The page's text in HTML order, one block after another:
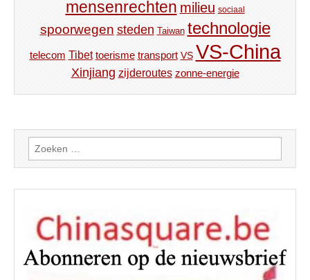
mensenrechten milieu sociaal
spoorwegen steden Taiwan technologie
telecom Tibet toerisme transport VS VS-China
Xinjiang zijderoutes zonne-energie
Zoeken
naar: